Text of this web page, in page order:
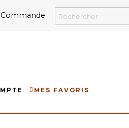
Commande
MES FAVORIS